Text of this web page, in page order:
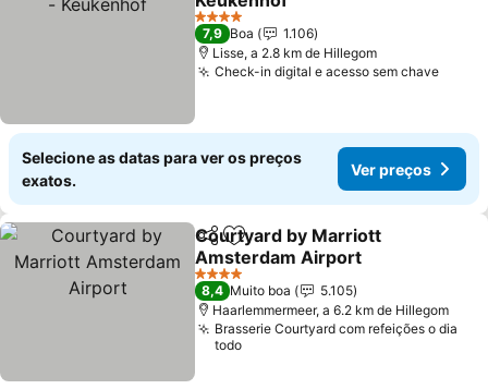
4 Estrelas
7,9 Boa
1.106
Lisse, a 2.8 km de Hillegom
Check-in digital e acesso sem chave
Selecione as datas para ver os preços
exatos.
Ver preços
PartilharAdicionar aos favoritos
Courtyard by Marriott
Amsterdam Airport
4 Estrelas
8,4 Muito boa
5.105
Haarlemmermeer, a 6.2 km de Hillegom
Brasserie Courtyard com refeições o dia
todo